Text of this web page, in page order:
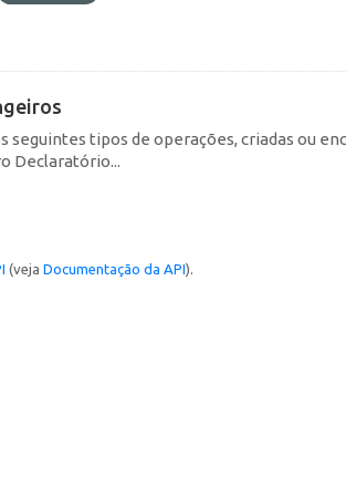
tipos de operações, criadas ou
Declaratório...
(veja Documentação da API).